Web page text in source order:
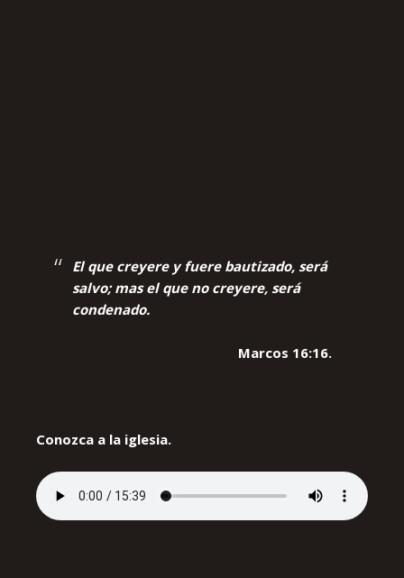
El que creyere y fuere bautizado, será
salvo; mas el que no creyere, será
condenado.
Marcos 16:16.
Conozca a la iglesia.